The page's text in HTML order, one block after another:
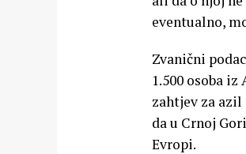
eventualno,
Zvanični
1.500 osoba
zahtjev za azil
da u Crnoj
Evropi.